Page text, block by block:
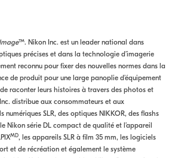
™. Nikon Inc. est un leader national dans
précises et dans la technologie d’imagerie
reconnu pour fixer des nouvelles normes dans la
de produit pour une large panoplie d’équipement
raconter leurs histoires à travers des photos et
distribue aux consommateurs et aux
numériques SLR, des optiques NIKKOR, des flashs
Nikon série DL compact de qualité et l’appareil
MD, les appareils SLR à film 35 mm, les logiciels
et de récréation et également le système